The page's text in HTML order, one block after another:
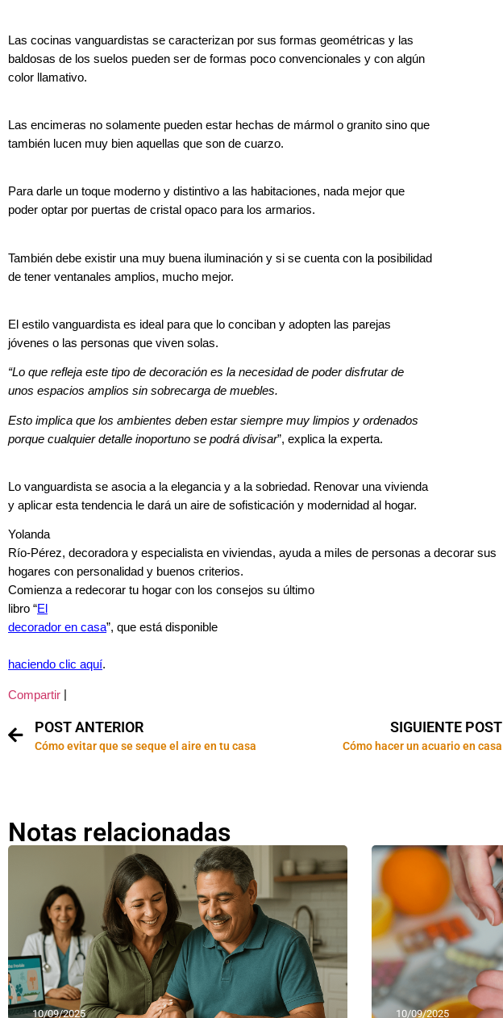
Las cocinas vanguardistas se caracterizan por sus formas geométricas y las
baldosas de los suelos pueden ser de formas poco convencionales y con algún
color llamativo.
Las encimeras no solamente pueden estar hechas de mármol o granito sino que
también lucen muy bien aquellas que son de cuarzo.
Para darle un toque moderno y distintivo a las habitaciones, nada mejor que
poder optar por puertas de cristal opaco para los armarios.
También debe existir una muy buena iluminación y si se cuenta con la posibilidad
de tener ventanales amplios, mucho mejor.
El estilo vanguardista es ideal para que lo conciban y adopten las parejas
jóvenes o las personas que viven solas.
“Lo que refleja este tipo de decoración es la necesidad de poder disfrutar de
unos espacios amplios sin sobrecarga de muebles.
Esto implica que los ambientes deben estar siempre muy limpios y ordenados
porque cualquier detalle inoportuno se podrá divisar”, explica la experta.
Lo vanguardista se asocia a la elegancia y a la sobriedad. Renovar una vivienda
y aplicar esta tendencia le dará un aire de sofisticación y modernidad al hogar.
Yolanda
Río-Pérez, decoradora y especialista en viviendas, ayuda a miles de personas a decorar sus
hogares con personalidad y buenos criterios.
Comienza a redecorar tu hogar con los consejos su último
libro “El
decorador en casa”, que está disponible
haciendo clic aquí.
Compartir |
POST ANTERIOR
Cómo evitar que se seque el aire en tu casa
SIGUIENTE POST
Cómo hacer un acuario en casa
Notas relacionadas
10/09/2025 10/09/2025